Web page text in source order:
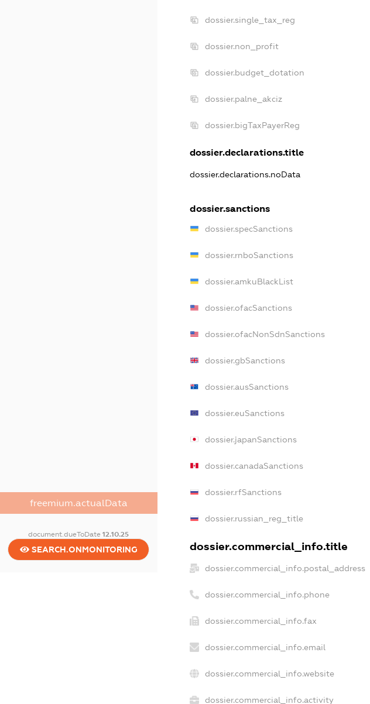
freemium.actualData
document.dueToDate12.10.25
SEARCH.ONMONITORING
dossier.single_tax_reg
dossier.non_profit
dossier.budget_dotation
dossier.palne_akciz
dossier.bigTaxPayerReg
dossier.declarations.title
dossier.declarations.noData
dossier.sanctions
dossier.specSanctions
dossier.rnboSanctions
dossier.amkuBlackList
dossier.ofacSanctions
dossier.ofacNonSdnSanctions
dossier.gbSanctions
dossier.ausSanctions
dossier.euSanctions
dossier.japanSanctions
dossier.canadaSanctions
dossier.rfSanctions
dossier.russian_reg_title
dossier.commercial_info.title
dossier.commercial_info.postal_address
dossier.commercial_info.phone
dossier.commercial_info.fax
dossier.commercial_info.email
dossier.commercial_info.website
dossier.commercial_info.activity